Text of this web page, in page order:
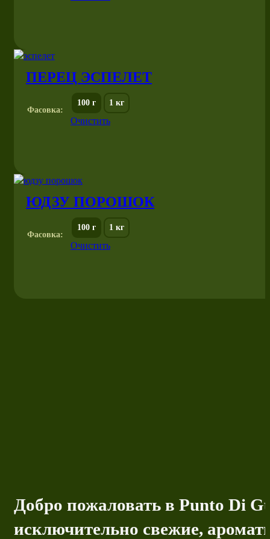
ПЕРЕЦ ЭСПЕЛЕТ
Фасовка:
100 г 1 кг
Очистить
ЮДЗУ ПОРОШОК
Фасовка:
100 г 1 кг
Очистить
Добро пожаловать в Punto Di
исключительно свежие,